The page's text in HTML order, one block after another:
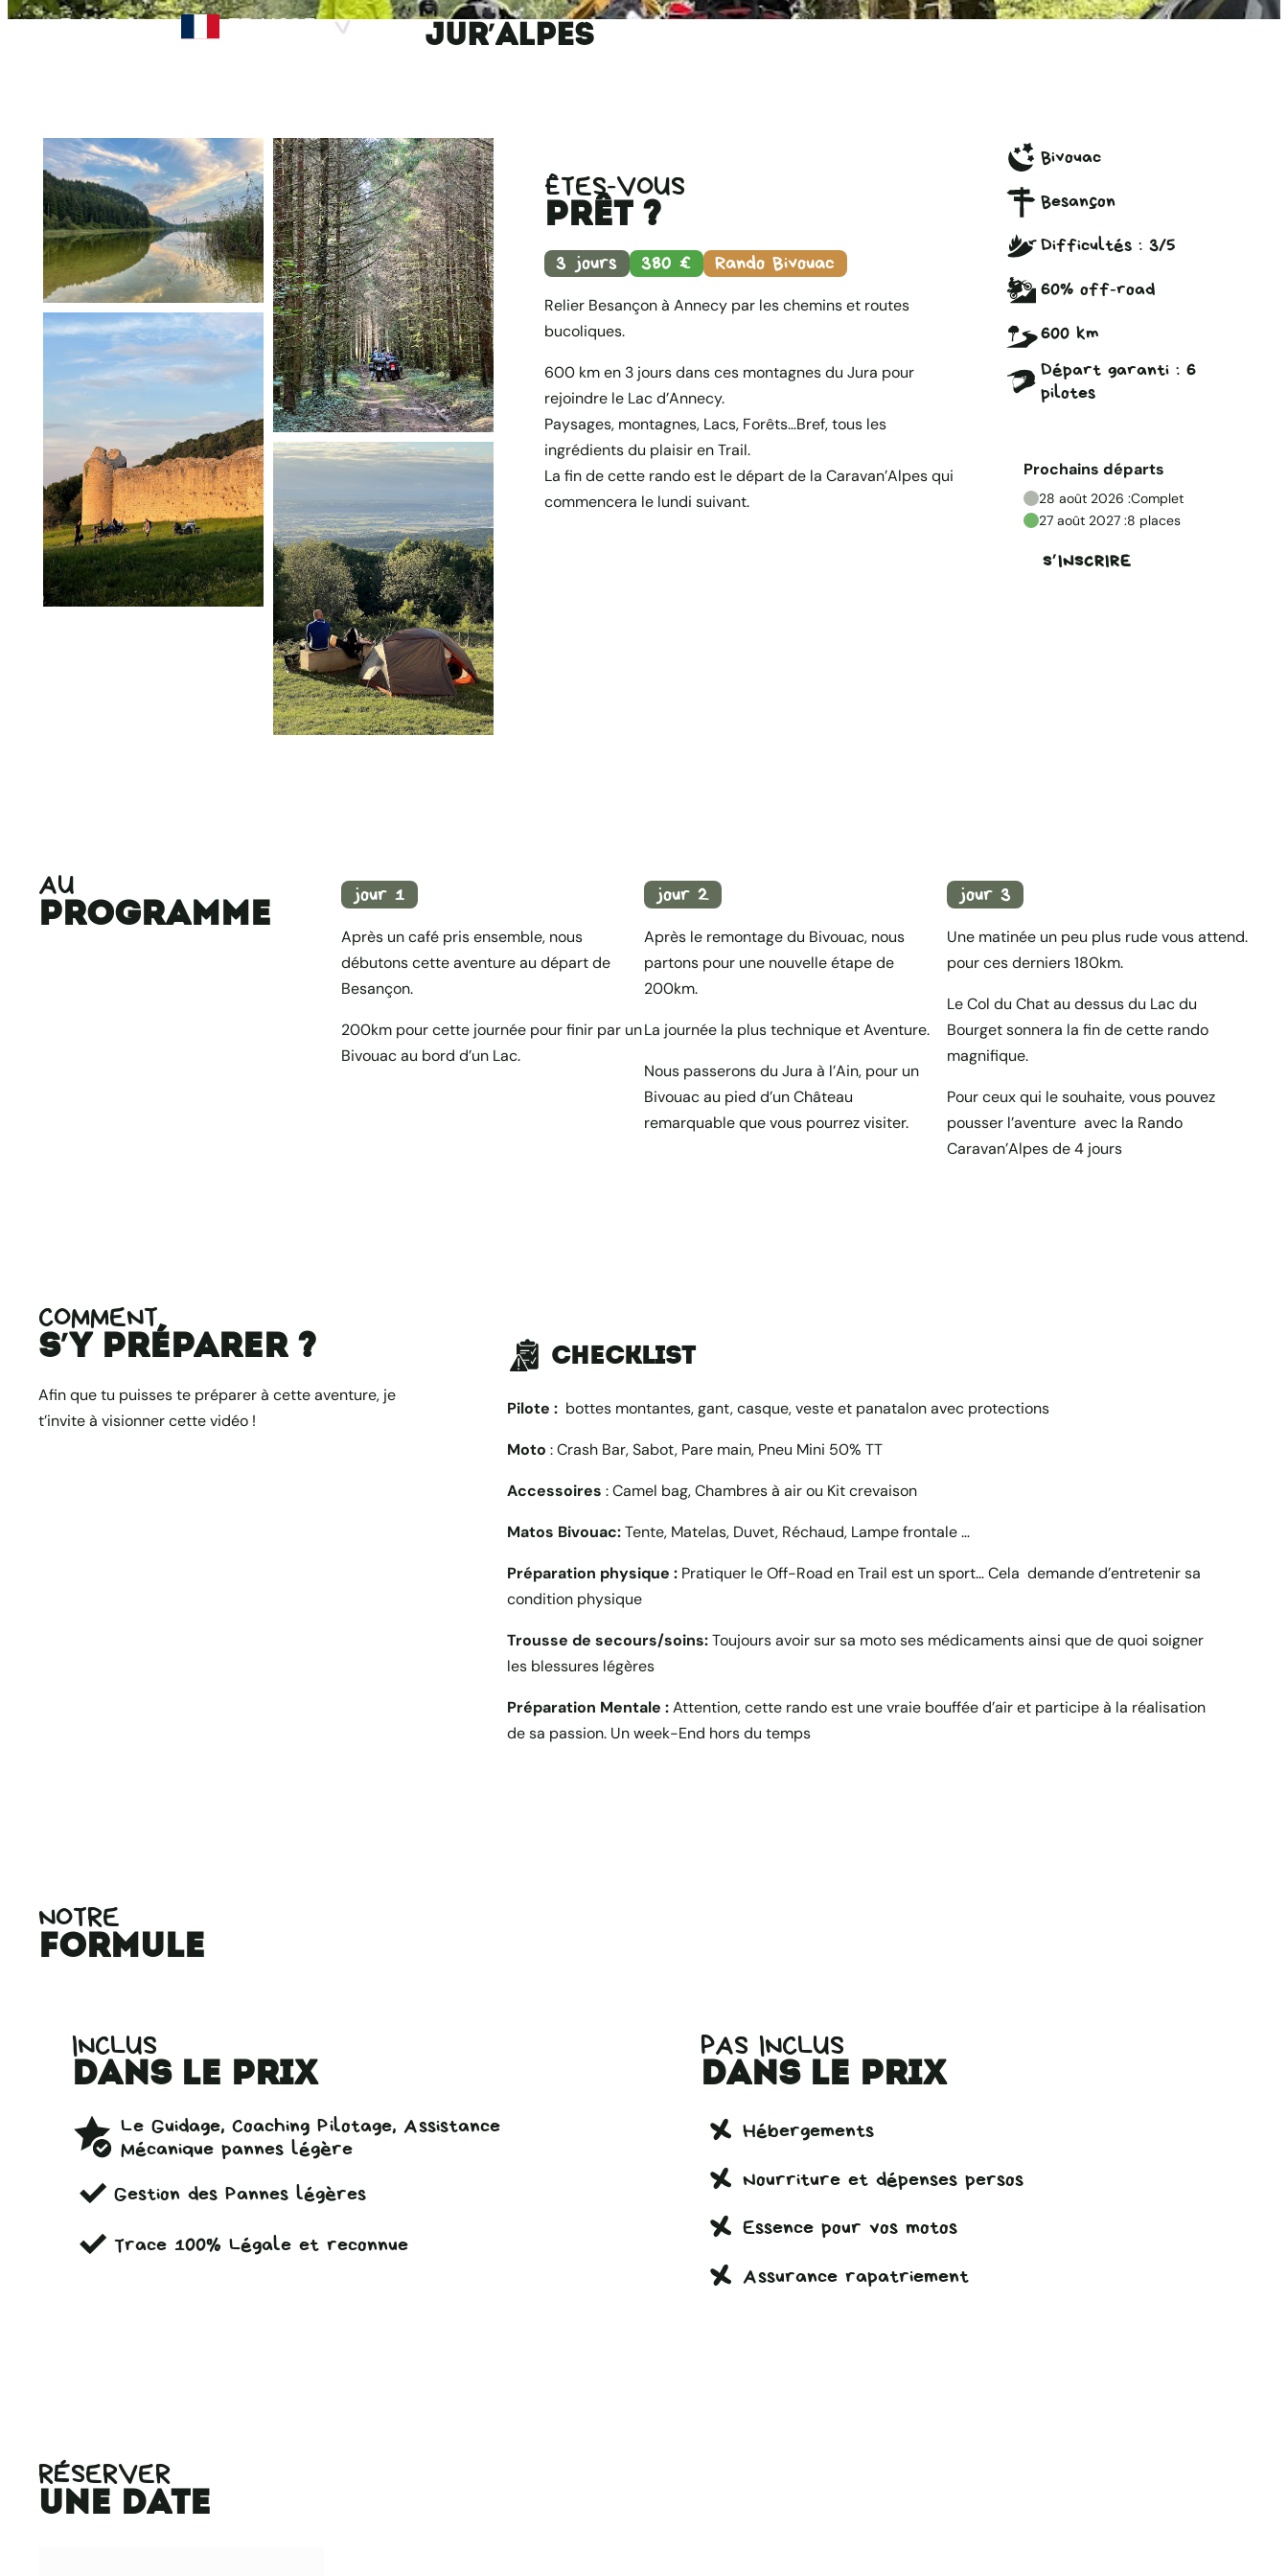
RANDO FRANCE JUR’ALPES
ÊTES-VOUS
prêt ?
3 jours 380 € Rando Bivouac
Relier Besançon à Annecy par les chemins et routes
bucoliques.
600 km en 3 jours dans ces montagnes du Jura pour
rejoindre le Lac d’Annecy.
Paysages, montagnes, Lacs, Forêts…Bref, tous les
ingrédients du plaisir en Trail.
La fin de cette rando est le départ de la Caravan’Alpes qui
commencera le lundi suivant.
Bivouac
Besançon
Difficultés : 3/5
60% off-road
600 km
Départ garanti : 6
pilotes
Prochains départs
28 août 2026 :Complet
27 août 2027 :8 places
S’INSCRIRE
AU
programme jour 1
Après un café pris ensemble, nous
débutons cette aventure au départ de
Besançon.
200km pour cette journée pour finir par un
Bivouac au bord d’un Lac.
jour 2
Après le remontage du Bivouac, nous
partons pour une nouvelle étape de
200km.
La journée la plus technique et Aventure.
Nous passerons du Jura à l’Ain, pour un
Bivouac au pied d’un Château
remarquable que vous pourrez visiter.
jour 3
Une matinée un peu plus rude vous attend.
pour ces derniers 180km.
Le Col du Chat au dessus du Lac du
Bourget sonnera la fin de cette rando
magnifique.
Pour ceux qui le souhaite, vous pouvez
pousser l’aventure avec la Rando
Caravan’Alpes de 4 jours
COMMENT
s’y préparer ?
Afin que tu puisses te préparer à cette aventure, je
t’invite à visionner cette vidéo !
Checklist
Pilote :bottes montantes, gant, casque, veste et panatalon avec protections
Moto : Crash Bar, Sabot, Pare main, Pneu Mini 50% TT
Accessoires : Camel bag, Chambres à air ou Kit crevaison
Matos Bivouac:Tente, Matelas, Duvet, Réchaud, Lampe frontale …
Préparation physique :Pratiquer le Off-Road en Trail est un sport… Cela demande d’entretenir sa
condition physique
Trousse de secours/soins:Toujours avoir sur sa moto ses médicaments ainsi que de quoi soigner
les blessures légères
Préparation Mentale :Attention, cette rando est une vraie bouffée d’air et participe à la réalisation
de sa passion. Un week-End hors du temps
NOTRE
formule
INCLUS
dans le prix
Le Guidage, Coaching Pilotage, Assistance
Mécanique pannes légère
Gestion des Pannes légères
Trace 100% Légale et reconnue
PAS INCLUS
dans le prix
Hébergements
Nourriture et dépenses persos
Essence pour vos motos
Assurance rapatriement
RÉSERVER
une date